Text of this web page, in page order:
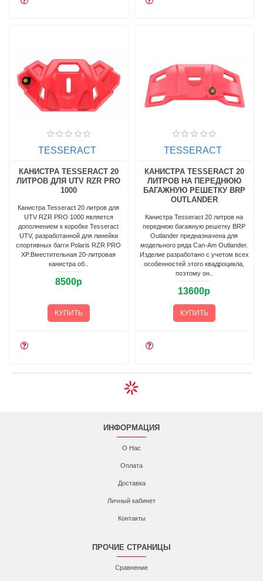
TESSERACT
КАНИСТРА TESSERACT 20
ЛИТРОВ ДЛЯ UTV RZR PRO
1000
Канистра Tesseract 20 литров для
UTV RZR PRO 1000 является
дополнением к коробке Tesseract
UTV, разработанной для линейки
спортивных багги Polaris RZR PRO
XP.Вместительная 20-литровая
канистра об..
8500р
КУПИТЬ
TESSERACT
КАНИСТРА TESSERACT 20
ЛИТРОВ НА ПЕРЕДНЮЮ
БАГАЖНУЮ РЕШЕТКУ BRP
OUTLANDER
Канистра Tesseract 20 литров на
переднюю багажную решетку BRP
Outlander предназначена для
модельного ряда Can-Am Outlander.
Изделие разработано с учетом всех
особенностей этого квадроцикла,
поэтому он..
13600р
КУПИТЬ
ИНФОРМАЦИЯ
О Нас
Оплата
Доставка
Личный кабинет
Контакты
ПРОЧИЕ СТРАНИЦЫ
Сравнение